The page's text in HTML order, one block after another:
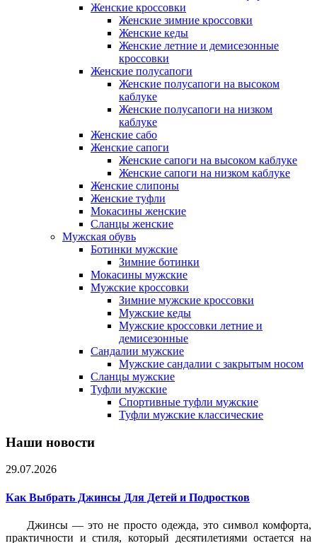
Женские кроссовки
Женские зимние кроссовки
Женские кеды
Женские летние и демисезонные
кроссовки
Женские полусапоги
Женские полусапоги на высоком
каблуке
Женские полусапоги на низком
каблуке
Женские сабо
Женские сапоги
Женские сапоги на высоком каблуке
Женские сапоги на низком каблуке
Женские слипоны
Женские туфли
Мокасины женские
Сланцы женские
Мужская обувь
Ботинки мужские
Зимние ботинки
Мокасины мужские
Мужские кроссовки
Зимние мужские кроссовки
Мужские кеды
Мужские кроссовки летние и
демисезонные
Сандалии мужские
Мужские сандалии с закрытым носом
Сланцы мужские
Туфли мужские
Спортивные туфли мужские
Туфли мужские классические
Наши новости
29.07.2026
Как Выбрать Джинсы Для Детей и Подростков
Джинсы — это не просто одежда, это символ комфорта,
практичности и стиля, который десятилетиями остается на